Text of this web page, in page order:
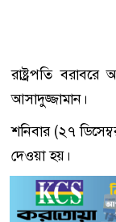
রাষ্ট্রপতি বরাবরে
আসাদুজ্জামান।
শনিবার (২৭
দেওয়া হয়।